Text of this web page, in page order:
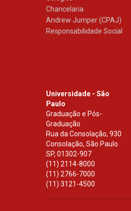
Chancelaria
Andrew Jumper (CPAJ)
Responsabilidade Social
Universidade - São
Paulo
Graduação e Pós-
Graduação
Rua da Consolação, 930
Consolação, São Paulo
SP, 01302-907
(11) 2114-8000
(11) 2766-7000
(11) 3121-4500